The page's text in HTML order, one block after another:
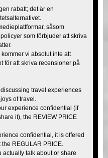
rabatt; det är en
såsom
som förbjuder att skriva
vi absolut inte att
för att skriva recensioner på
travel experiences
of travel.
experience confidential (if
it), the REVIEW PRICE
confidential, it is offered
REGULAR PRICE.
actually talk about or share